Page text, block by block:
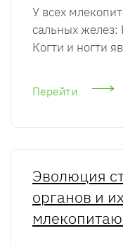
У всех
сальных желез:
Когти и ногти
Перейти
Эволюция
органов и